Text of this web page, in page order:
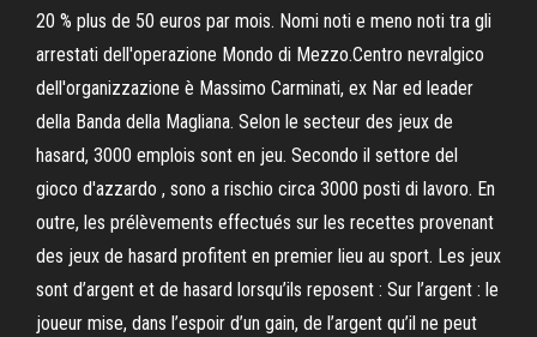
20 % plus de 50 euros par mois. Nomi noti e meno noti tra gli
arrestati dell'operazione Mondo di Mezzo.Centro nevralgico
dell'organizzazione è Massimo Carminati, ex Nar ed leader
della Banda della Magliana. Selon le secteur des jeux de
hasard, 3000 emplois sont en jeu. Secondo il settore del
gioco d'azzardo , sono a rischio circa 3000 posti di lavoro. En
outre, les prélèvements effectués sur les recettes provenant
des jeux de hasard profitent en premier lieu au sport. Les jeux
sont d’argent et de hasard lorsqu’ils reposent : Sur l’argent : le
joueur mise, dans l’espoir d’un gain, de l’argent qu’il ne peut